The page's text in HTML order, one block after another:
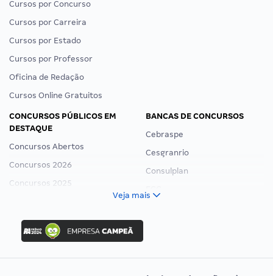
Cursos por Concurso
Cursos por Carreira
Cursos por Estado
Cursos por Professor
Oficina de Redação
Cursos Online Gratuitos
CONCURSOS PÚBLICOS EM
DESTAQUE
Concursos Abertos
Concursos 2026
Concursos 2025
Concurso Ibama
Concurso MPU
Editais publicados
BANCAS DE CONCURSOS
Cebraspe
Cesgranrio
Consulplan
Veja mais